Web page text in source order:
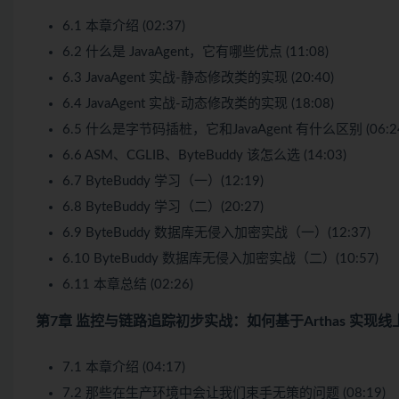
6.1 本章介绍 (02:37)
6.2 什么是 JavaAgent，它有哪些优点 (11:08)
6.3 JavaAgent 实战-静态修改类的实现 (20:40)
6.4 JavaAgent 实战-动态修改类的实现 (18:08)
6.5 什么是字节码插桩，它和JavaAgent 有什么区别
6.6 ASM、CGLIB、ByteBuddy 该怎么选 (14:03)
6.7 ByteBuddy 学习（一）(12:19)
6.8 ByteBuddy 学习（二）(20:27)
6.9 ByteBuddy 数据库无侵入加密实战（一）(12:37)
6.10 ByteBuddy 数据库无侵入加密实战（二）(10:57)
6.11 本章总结 (02:26)
第7章 监控与链路追踪初步实战：如何基于Arthas 实现线
7.1 本章介绍 (04:17)
7.2 那些在生产环境中会让我们束手无策的问题 (08:19)